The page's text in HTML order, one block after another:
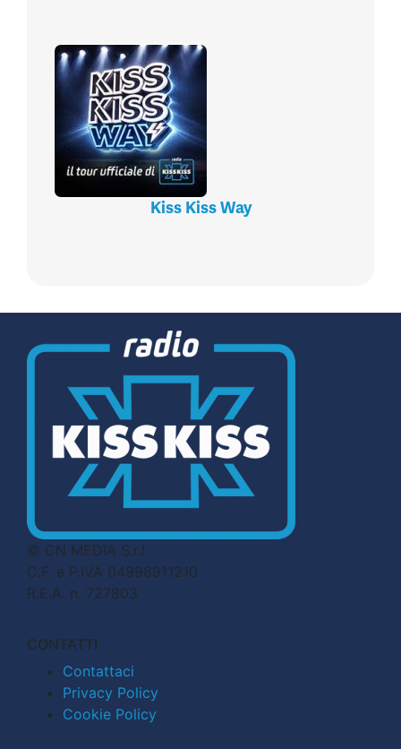
Kiss Kiss Way
© CN MEDIA S.r.l.
C.F. e P.IVA 04998911210
R.E.A. n. 727803
CONTATTI
Contattaci
Privacy Policy
Cookie Policy